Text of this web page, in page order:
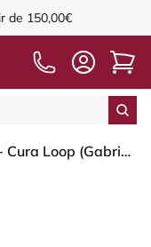
150,00€
HÅG Capisco 8106 - Cura Loop (Gabriel) - Poliéster reciclados - CLP60109 - Grey - White - 265 mm (seat height 53-79cm) - Soft castors for hard floors